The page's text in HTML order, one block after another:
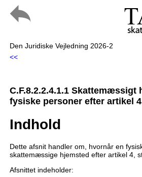
Den Juridiske Vejledning 2026-2
<<
C.F.8.2.2.4.1.1 Skattemæssigt
fysiske personer efter artikel
Indhold
Dette afsnit handler om, hvornår en
skattemæssige hjemsted efter artikel 4,
Afsnittet indeholder: